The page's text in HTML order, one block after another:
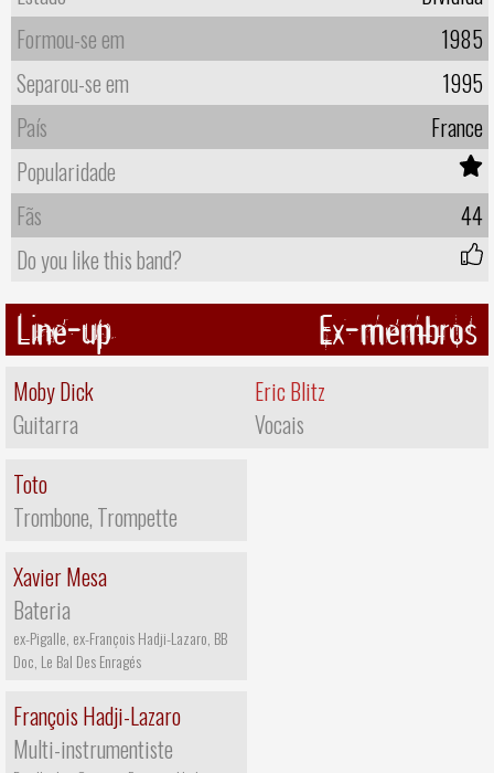
Formou-se em
1985
Separou-se em
1995
País
France
Popularidade
Fãs
44
Do you like this band?
Line-up
Moby Dick
Guitarra
Toto
Trombone, Trompette
Xavier Mesa
Bateria
ex-Pigalle, ex-François Hadji-Lazaro, BB
Doc, Le Bal Des Enragés
François Hadji-Lazaro
Multi-instrumentiste
Ex-membros
Eric Blitz
Vocais